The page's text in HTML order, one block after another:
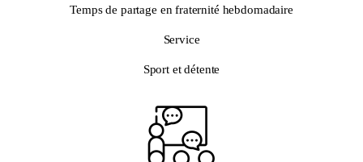
Temps de partage en fraternité hebdomadaire
Service
Sport et détente